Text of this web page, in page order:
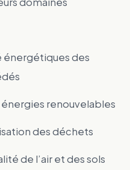
énergétiques des
renouvelables
des déchets
de l’air et des sols